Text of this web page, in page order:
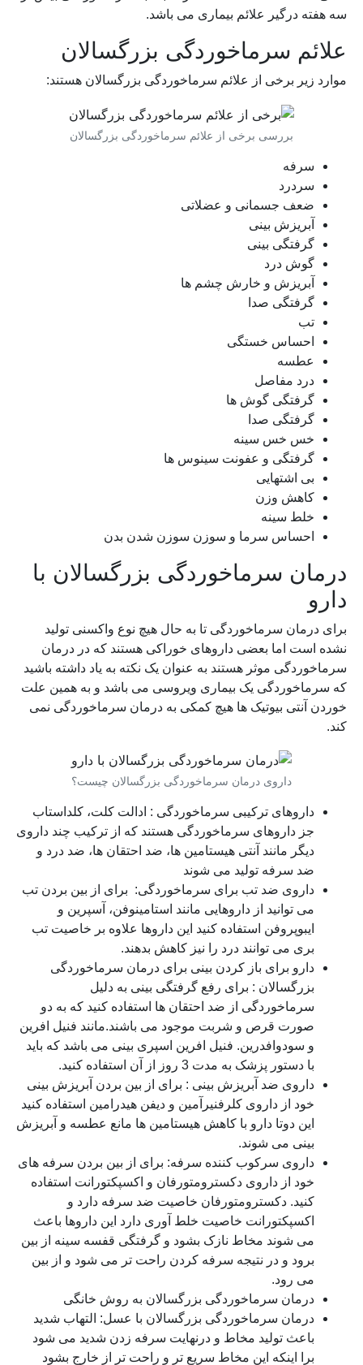
سه هفته درگیر علائم بیماری می باشد.
علائم سرماخوردگی بزرگسالان
موارد زیر برخی از علائم سرماخوردگی بزرگسالان هستند:
بررسی برخی از علائم سرماخوردگی بزرگسالان
سرفه
سردرد
ضعف جسمانی و عضلاتی
آبریزش بینی
گرفتگی بینی
گوش درد
آبریزش و خارش چشم ها
گرفتگی صدا
تب
احساس خستگی
عطسه
درد مفاصل
گرفتگی گوش ها
گرفتگی صدا
خس خس سینه
گرفتگی و عفونت سینوس ها
بی اشتهایی
کاهش وزن
خلط سینه
احساس سرما و سوزن سوزن شدن بدن
درمان سرماخوردگی بزرگسالان با
دارو
برای درمان سرماخوردگی تا به حال هیچ نوع واکسنی تولید
نشده است اما بعضی داروهای خوراکی هستند که در درمان
سرماخوردگی موثر هستند به عنوان یک نکته به یاد داشته باشید
که سرماخوردگی یک بیماری ویروسی می باشد و به همین علت
خوردن آنتی بیوتیک ها هیچ کمکی به درمان سرماخوردگی نمی
کند.
داروی درمان سرماخوردگی بزرگسالان چیست؟
داروهای ترکیبی سرماخوردگی : ادالت کلت، کلداستاب
جز داروهای سرماخوردگی هستند که از ترکیب چند داروی
دیگر مانند آنتی هیستامین ها، ضد احتقان ها، ضد درد و
ضد سرفه تولید می شوند
داروی ضد تب برای سرماخوردگی: برای از بین بردن تب
می توانید از داروهایی مانند استامینوفن، آسپرین و
ایبوپروفن استفاده کنید این داروها علاوه بر خاصیت تب
بری می توانند درد را نیز کاهش بدهند.
دارو برای باز کردن بینی برای درمان سرماخوردگی
بزرگسالان : برای رفع گرفتگی بینی به دلیل
سرماخوردگی از ضد احتقان ها استفاده کنید که به دو
صورت قرص و شربت موجود می باشند.مانند فنیل افرین
و سودوافدرین. فنیل افرین اسپری بینی می باشد که باید
با دستور پزشک به مدت 3 روز از آن استفاده کنید.
داروی ضد آبریزش بینی : برای از بین بردن آبریزش بینی
خود از داروی کلرفنیرآمین و دیفن هیدرامین استفاده کنید
این دوتا دارو با کاهش هیستامین ها مانع عطسه و آبریزش
بینی می شوند.
داروی سرکوب کننده سرفه: برای از بین بردن سرفه های
خود از داروی دکسترومتورفان و اکسپکتورانت استفاده
کنید. دکسترومتورفان خاصیت ضد سرفه دارد و
اکسپکتورانت خاصیت خلط آوری دارد این داروها باعث
می شوند مخاط نازک بشود و گرفتگی قفسه سینه از بین
برود و در نتیجه سرفه کردن راحت تر می شود و از بین
می رود.
درمان سرماخوردگی بزرگسالان به روش خانگی
درمان سرماخوردگی بزرگسالان با عسل: التهاب شدید
باعث تولید مخاط و درنهایت سرفه زدن شدید می شود
برا اینکه این مخاط سریع تر و راحت تر از خارج بشود